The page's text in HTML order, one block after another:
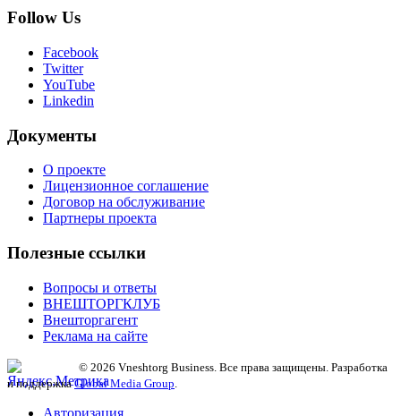
Follow Us
Facebook
Twitter
YouTube
Linkedin
Документы
О проекте
Лицензионное соглашение
Договор на обслуживание
Партнеры проекта
Полезные ссылки
Вопросы и ответы
ВНЕШТОРГКЛУБ
Внешторгагент
Реклама на сайте
© 2026 Vneshtorg Business. Все права защищены. Разработка
и поддержкаGlobal Media Group
Авторизация